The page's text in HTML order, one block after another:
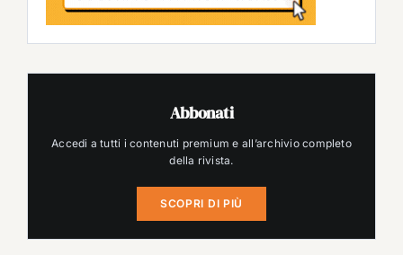
Abbonati
Accedi a tutti i contenuti premium e all’archivio completo
della rivista.
SCOPRI DI PIÙ